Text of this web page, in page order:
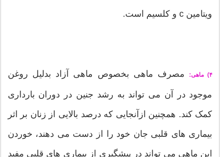
ویتامین c و کلسیم است.
۴) ماهی: مصرف ماهی بخصوص ماهی آزاد بدلیل روغن
موجود در آن می تواند به رشد جنین در دوران بارداری
کمک کند. همچنین ازآنجایی که درصد بالایی از زنان بر اثر
بیماری های قلبی جان خود را از دست می دهند، خوردن
این ماهی می تواند در پیشگیری از بیماری های قلبی مفید